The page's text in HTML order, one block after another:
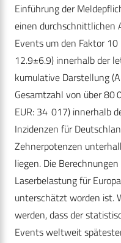
Einführung der
einen durchschnittlichen
Events um den Faktor
12.9±6.9) innerhalb der
kumulative Darstellung
Gesamtzahl von über 80
EUR: 34 017) innerhalb
Inzidenzen für
Zehnerpotenzen
liegen. Die
Laserbelastung für
unterschätzt worden ist.
werden, dass der
Events weltweit